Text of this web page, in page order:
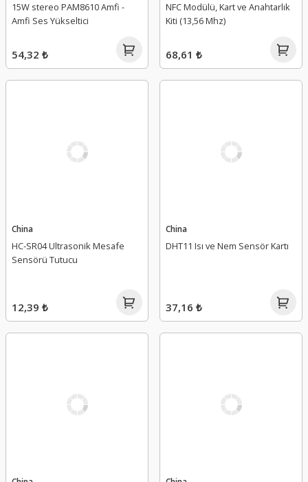
15W stereo PAM8610 Amfi -
Amfi Ses Yükseltici
54,32 ₺
NFC Modülü, Kart ve Anahtarlık
Kiti (13,56 Mhz)
68,61 ₺
China
HC-SR04 Ultrasonik Mesafe
Sensörü Tutucu
12,39 ₺
China
DHT11 Isı ve Nem Sensör Kartı
37,16 ₺